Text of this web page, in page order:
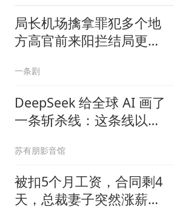
局长机场擒拿罪犯多个地
方高官前来阳拦结局更引
一条剧
DeepSeek 给全球 AI 画了
一条斩杀线：这条线以下
苏有朋影音馆
被扣5个月工资，合同剩4
天，总裁妻子突然涨薪续